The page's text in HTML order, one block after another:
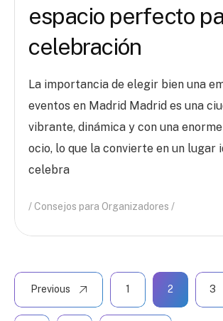
espacio perfecto
celebración
La importancia de elegir bien una
eventos en Madrid Madrid es una
vibrante, dinámica y con una
ocio, lo que la convierte en un lugar
celebra
Consejos para Organizadores
Previous 1 2 3